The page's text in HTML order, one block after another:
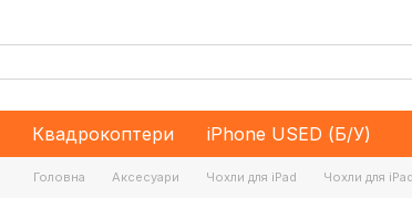
Квадрокоптери iPhone USED (Б/У)
Головна Аксесуари Чохли для iPad Чохли для